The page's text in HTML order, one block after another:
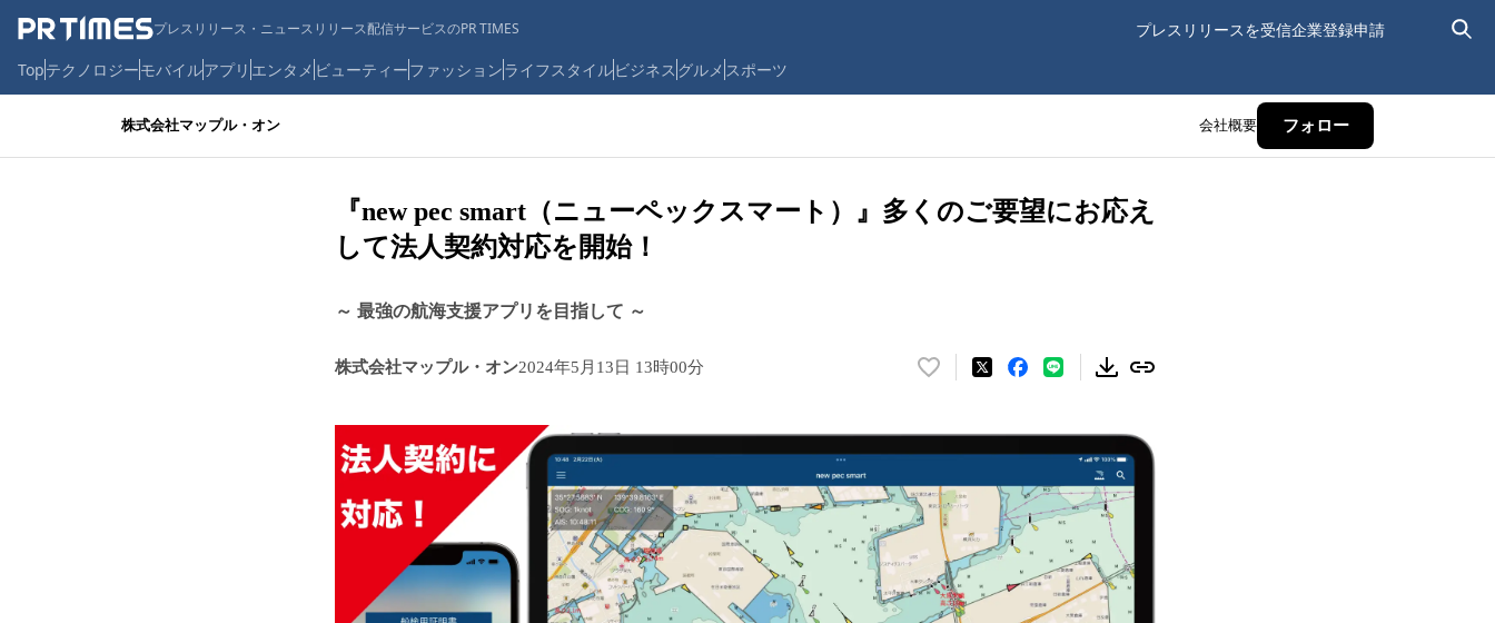
プレスリリース・ニュースリリース配信サービスのPR TIMES プレスリリースを受信企業登録申請
Topテクノロジーモバイルアプリ エンタメ ビューティーファッションライフスタイルビジネス グルメ スポーツ
株式会社マップル・オン 会社概要 フォロー
『new pec smart（ニューペックスマート）』多くのご要望にお応え
して法人契約対応を開始！
～ 最強の航海支援アプリを目指して ～
株式会社マップル・オン2024年5月13日 13時00分
い
を
読
み
込
み
中